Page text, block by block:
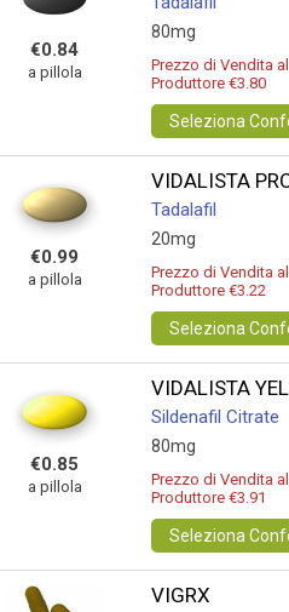
€0.84
a pillola
80mg
Prezzo di Vendita
Produttore €3.80
Seleziona
€0.99
a pillola
VIDALISTA
Tadalafil
20mg
Prezzo di Vendita
Produttore €3.22
Seleziona
€0.85
a pillola
VIDALISTA
Sildenafil Citrate
80mg
Prezzo di Vendita
Produttore €3.91
Seleziona
VIGRX